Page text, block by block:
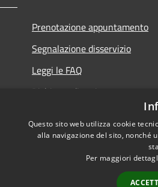
Prenotazione appuntamento
Segnalazione disservizio
Leggi le FAQ
Richiesta di assistenza
Questo sito web utilizza cookie
alla navigazione del sito, nonché
Per maggiori